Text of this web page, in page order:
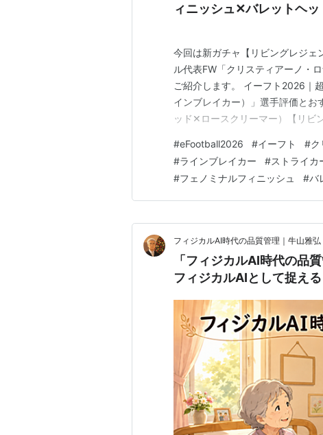
ィニッシュ✕バレットヘ
今回は新ガチャ【リビングレジ
ル代表FW「クリスティアーノ・
ご紹介します。 イーフト2026｜
インブレイカー）」選手評価と
ッド✕ロースクリーマー）【リビ
（フェノミナルフィニッシュ✕バ
ンド2026】 育成方針 育成情…
#eFootball2026 #イーフト #ク
#ラインブレイカー #ストライカ
#フェノミナルフィニッシュ #バ
フィジカルAI時代の品質管理｜牛山雅弘
「フィジカルAI時代の品
フィジカルAIとして捉える